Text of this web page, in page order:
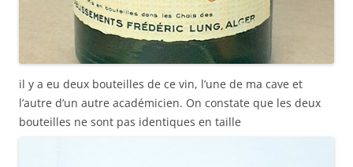
il y a eu deux bouteilles de ce vin, l’une de ma cave et
l’autre d’un autre académicien. On constate que les deux
bouteilles ne sont pas identiques en taille